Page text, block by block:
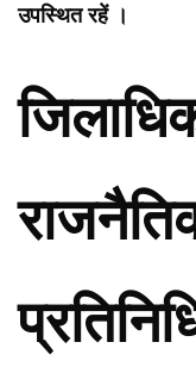
उपस्थित रहें ।